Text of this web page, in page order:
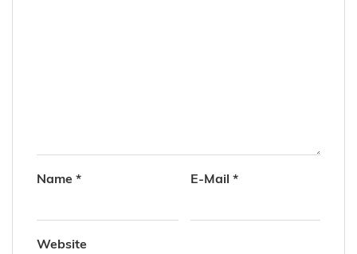
Name * E-Mail *
Website